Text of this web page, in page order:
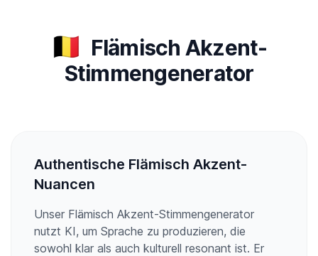
🇧🇪 Flämisch Akzent-
Stimmengenerator
Authentische Flämisch Akzent-
Nuancen
Unser Flämisch Akzent-Stimmengenerator
nutzt KI, um Sprache zu produzieren, die
sowohl klar als auch kulturell resonant ist. Er